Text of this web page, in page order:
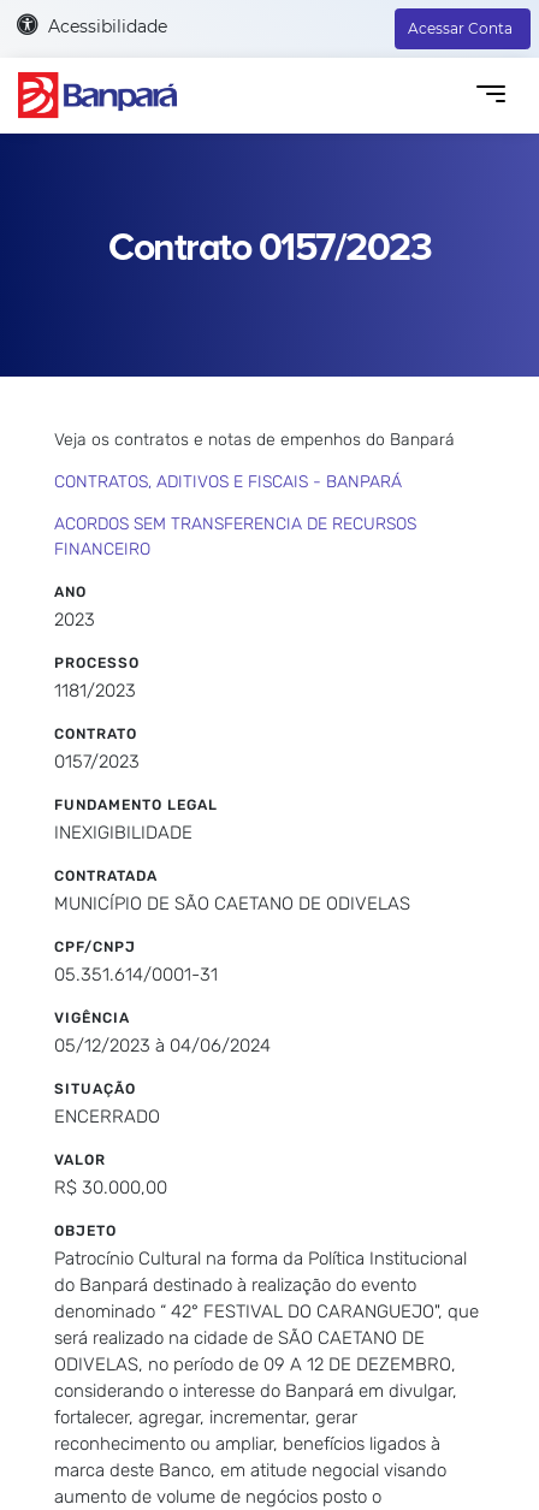
Acessibilidade Acessar Conta
Contrato 0157/2023
Veja os contratos e notas de empenhos do Banpará
CONTRATOS, ADITIVOS E FISCAIS - BANPARÁ
ACORDOS SEM TRANSFERENCIA DE RECURSOS
FINANCEIRO
ANO
2023
PROCESSO
1181/2023
CONTRATO
0157/2023
FUNDAMENTO LEGAL
INEXIGIBILIDADE
CONTRATADA
MUNICÍPIO DE SÃO CAETANO DE ODIVELAS
CPF/CNPJ
05.351.614/0001-31
VIGÊNCIA
05/12/2023 à 04/06/2024
SITUAÇÃO
ENCERRADO
VALOR
R$ 30.000,00
OBJETO
Patrocínio Cultural na forma da Política Institucional
do Banpará destinado à realização do evento
denominado “ 42° FESTIVAL DO CARANGUEJO", que
será realizado na cidade de SÃO CAETANO DE
ODIVELAS, no período de 09 A 12 DE DEZEMBRO,
considerando o interesse do Banpará em divulgar,
fortalecer, agregar, incrementar, gerar
reconhecimento ou ampliar, benefícios ligados à
marca deste Banco, em atitude negocial visando
aumento de volume de negócios posto o